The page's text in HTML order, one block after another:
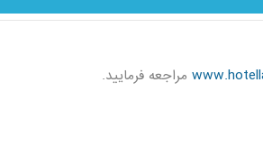
مراجعه فرمایید.